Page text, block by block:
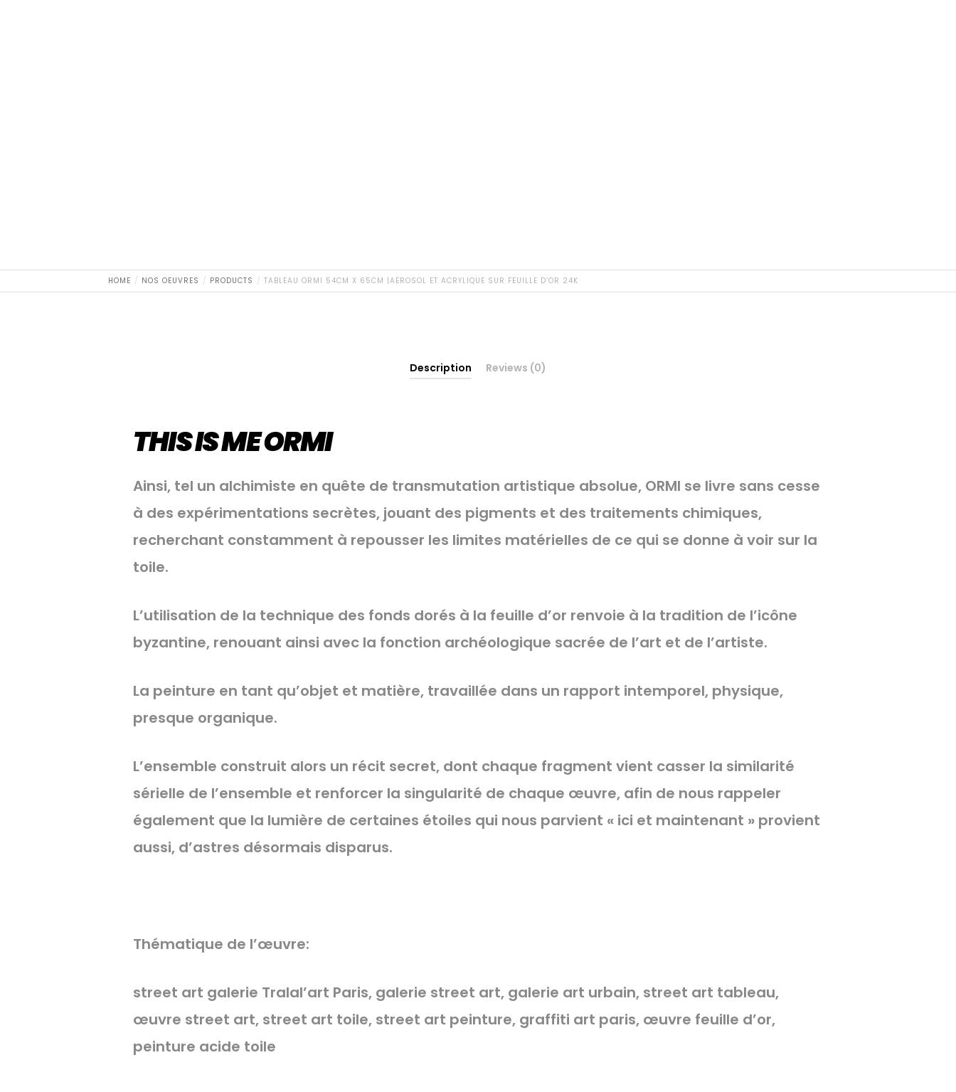
HOME NOS OEUVRES PRODUCTS TABLEAU ORMI 54CM X 65CM |AEROSOL ET ACRYLIQUE SUR FEUILLE D’OR 24K
Description Reviews (0)
THIS IS ME ORMI
Ainsi, tel un alchimiste en quête de transmutation artistique absolue, ORMI se livre sans cesse
à des expérimentations secrètes, jouant des pigments et des traitements chimiques,
recherchant constamment à repousser les limites matérielles de ce qui se donne à voir sur la
toile.
L’utilisation de la technique des fonds dorés à la feuille d’or renvoie à la tradition de l’icône
byzantine, renouant ainsi avec la fonction archéologique sacrée de l’art et de l’artiste.
La peinture en tant qu’objet et matière, travaillée dans un rapport intemporel, physique,
presque organique.
L’ensemble construit alors un récit secret, dont chaque fragment vient casser la similarité
sérielle de l’ensemble et renforcer la singularité de chaque œuvre, afin de nous rappeler
également que la lumière de certaines étoiles qui nous parvient « ici et maintenant » provient
aussi, d’astres désormais disparus.
Thématique de l’œuvre:
street art galerie Tralal’art Paris, galerie street art, galerie art urbain, street art tableau,
œuvre street art, street art toile, street art peinture, graffiti art paris, œuvre feuille d’or,
peinture acide toile